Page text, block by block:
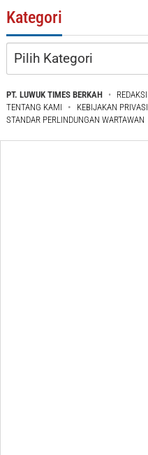
Kategori
Kategori
PT. LUWUK TIMES BERKAH REDAKSI
TENTANG KAMI
KEBIJAKAN PRIVASI
STANDAR PERLINDUNGAN WARTAWAN